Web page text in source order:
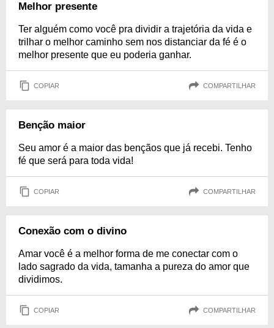
Melhor presente
Ter alguém como você pra dividir a trajetória da vida e
trilhar o melhor caminho sem nos distanciar da fé é o
melhor presente que eu poderia ganhar.
COPIAR COMPARTILHAR
Benção maior
Seu amor é a maior das bençãos que já recebi. Tenho
fé que será para toda vida!
COPIAR COMPARTILHAR
Conexão com o divino
Amar você é a melhor forma de me conectar com o
lado sagrado da vida, tamanha a pureza do amor que
dividimos.
COPIAR COMPARTILHAR